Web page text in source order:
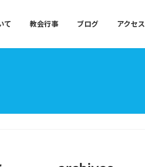
て 教会行事 ブログ アクセス